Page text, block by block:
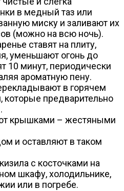
в медный таз или
миску и заливают их
(можно на всю ночь).
ставят на плиту,
уменьшают огонь до
10 минут, периодически
ароматную пену.
в горячем
которые предварительно
крышками – жестяными
и оставляют в таком
с косточками на
шкафу, холодильнике,
или в погребе.